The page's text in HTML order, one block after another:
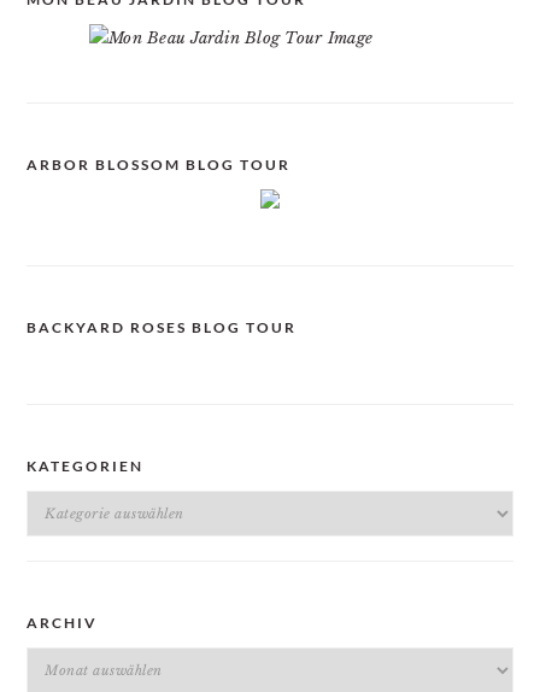
ARBOR BLOSSOM BLOG TOUR
BACKYARD ROSES BLOG TOUR
KATEGORIEN
Kategorien
ARCHIV
Archiv